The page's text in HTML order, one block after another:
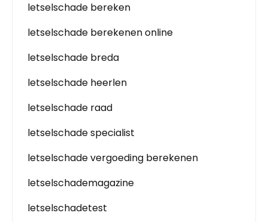
letselschade bereken
letselschade berekenen online
letselschade breda
letselschade heerlen
letselschade raad
letselschade specialist
letselschade vergoeding berekenen
letselschademagazine
letselschadetest